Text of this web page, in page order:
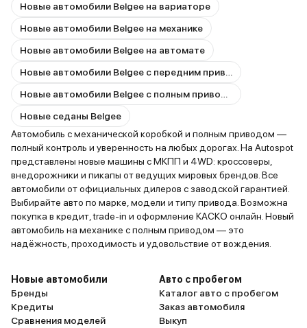
Новые автомобили Belgee на вариаторе
Новые автомобили Belgee на механике
Новые автомобили Belgee на автомате
Новые седаны Belgee
Автомобиль с механической коробкой и полным приводом —
полный контроль и уверенность на любых дорогах. На Autospot
представлены новые машины с МКПП и 4WD: кроссоверы,
внедорожники и пикапы от ведущих мировых брендов. Все
автомобили от официальных дилеров с заводской гарантией.
Выбирайте авто по марке, модели и типу привода. Возможна
покупка в кредит, trade-in и оформление КАСКО онлайн. Новый
автомобиль на механике с полным приводом — это
надёжность, проходимость и удовольствие от вождения.
Новые автомобили
Бренды
Кредиты
Сравнения моделей
Авто с пробегом
Каталог авто с пробегом
Заказ автомобиля
Выкуп